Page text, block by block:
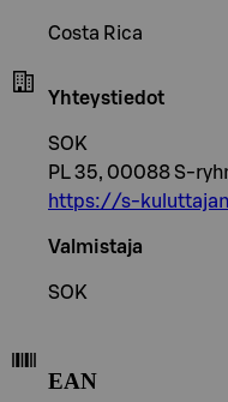
Costa Rica
Yhteystiedot
SOK
PL 35, 00088 S-
https://s-
Valmistaja
SOK
EAN